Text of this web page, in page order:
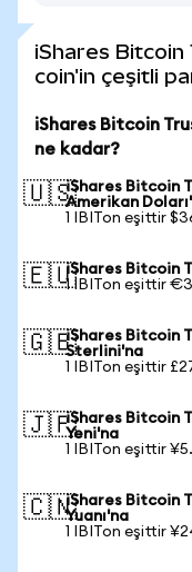
iShares Bitcoin
coin'in çeşitli
iShares Bitcoin
ne kadar?
🇺🇸iShares Bitcoin
Amerikan
1 IBITon eşittir
🇪🇺iShares Bitcoin
1 IBITon eşittir
🇬🇧iShares Bitcoin
Sterlini'na
1 IBITon eşittir
🇯🇵iShares Bitcoin
Yeni'na
1 IBITon eşittir
🇨🇳iShares Bitcoin
Yuanı'na
1 IBITon eşittir